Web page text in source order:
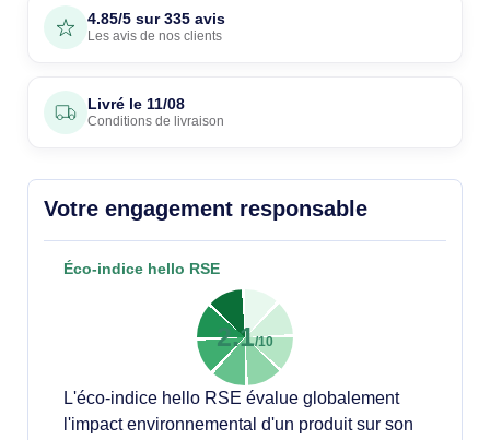
4.85/5 sur 335 avis
Les avis de nos clients
Livré le 11/08
Conditions de livraison
Votre engagement responsable
Éco-indice hello RSE
2.1/10
L'éco-indice hello RSE évalue globalement
l'impact environnemental d'un produit sur son